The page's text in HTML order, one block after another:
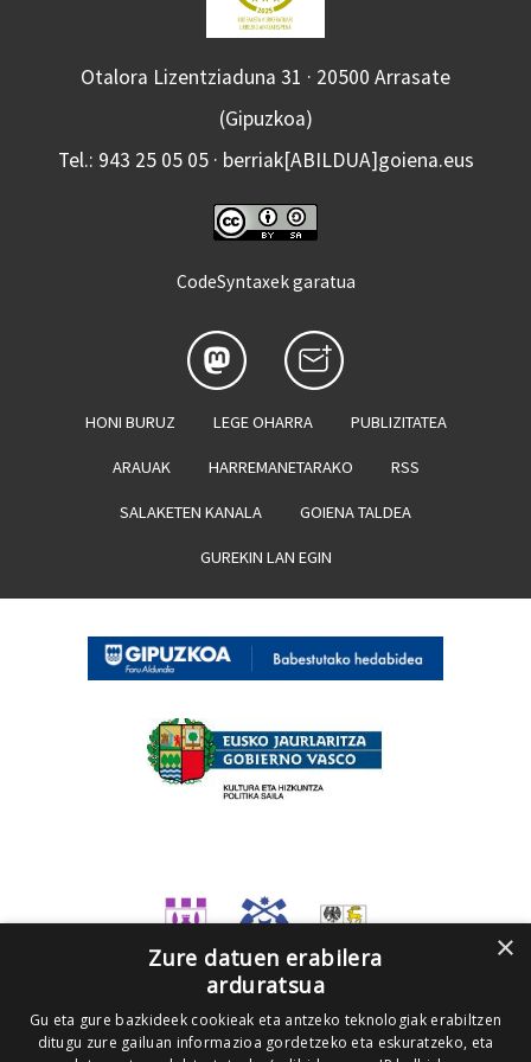
Otalora Lizentziaduna 31 · 20500 Arrasate
(Gipuzkoa)
Tel.: 943 25 05 05 · berriak[ABILDUA]goiena.eus
CodeSyntaxek garatua
HONI BURUZ LEGE OHARRA PUBLIZITATEA
ARAUAK HARREMANETARAKO RSS
SALAKETEN KANALA GOIENA TALDEA
GUREKIN LAN EGIN
×
Zure datuen erabilera
arduratsua
Gu eta gure bazkideek cookieak eta antzeko teknologiak erabiltzen
ditugu zure gailuan informazioa gordetzeko eta eskuratzeko, eta